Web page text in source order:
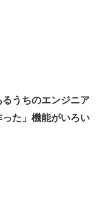
うちのエンジニア
た」機能がいろい